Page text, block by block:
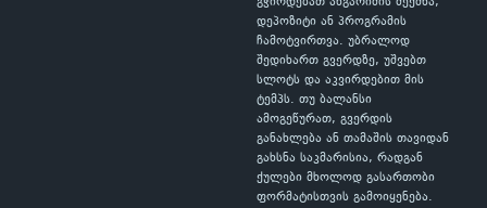
დეპოზიტი ან პროგრამის
ჩამოტვირთვა. უბრალოდ
შედიხართ გვერდზე, უშვებთ
სლოტს და აკვირდებით მის
ტემპს. თუ ბალანსი
ამოგეწურათ, გვერდის
განახლება ან თამაშის თავიდან
გახსნა საკმარისია, რადგან
ქულები მხოლოდ გასართობი
ფორმატისთვის გამოიყენება.